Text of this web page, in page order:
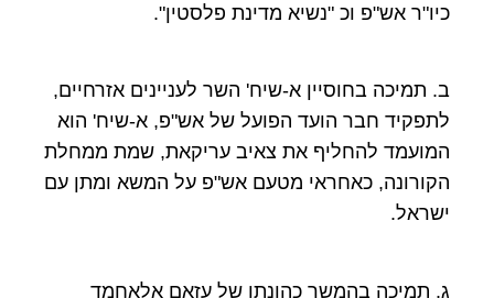
כיו"ר אש"פ וכ "נשיא מדינת פלסטין".
ב. תמיכה בחוסיין א-שיח' השר לעניינים אזרחיים,
לתפקיד חבר הועד הפועל של אש"פ, א-שיח' הוא
המועמד להחליף את צאיב עריקאת, שמת ממחלת
הקורונה, כאחראי מטעם אש"פ על המשא ומתן עם
ישראל.
ג. תמיכה בהמשך כהונתו של עזאם אלאחמד